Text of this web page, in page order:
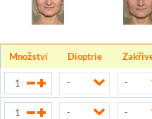
Množství Dioptrie
- -
- -